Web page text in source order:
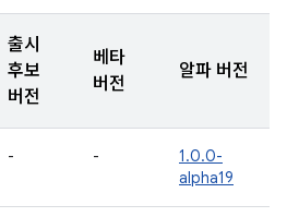
출시
후보
버전
베타
버전
알파 버전
- -
1.0.0-
alpha19